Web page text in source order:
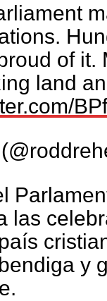
of it.
land
las
y